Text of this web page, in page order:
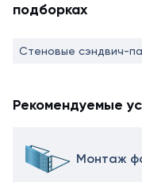
подборках
Стеновые сэндвич-
Рекомендуемые
Монтаж